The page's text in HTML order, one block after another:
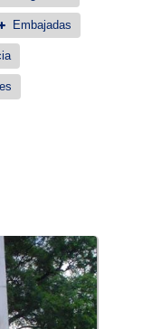
Embajadas